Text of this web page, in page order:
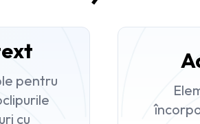
pentru
cu